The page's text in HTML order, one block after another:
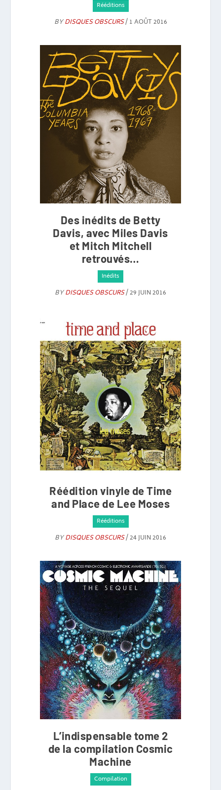
Rééditions
BYDISQUES OBSCURS/ 1 AOÛT 2016
Des inédits de Betty
Davis, avec Miles Davis
et Mitch Mitchell
retrouvés…
Inédits
BYDISQUES OBSCURS/ 29 JUIN 2016
Réédition vinyle de Time
and Place de Lee Moses
Rééditions
BYDISQUES OBSCURS/ 24 JUIN 2016
L’indispensable tome 2
de la compilation Cosmic
Machine
Compilation